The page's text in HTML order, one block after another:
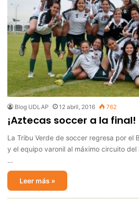
Blog UDLAP 12 abril, 2016 762
¡Aztecas soccer a la final!
La Tribu Verde de soccer regresa por el
y el equipo varonil al máximo circuito
…
Leer más »